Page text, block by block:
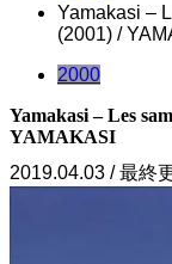
Yamakasi –
(2001) /
2000
Yamakasi – Les
YAMAKASI
2019.04.03 / 最終